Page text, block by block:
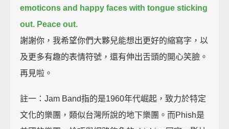
emoticons and happy faces with tongue sticking
out. Peace out.
謝謝你，我希望你們大夥兒能想出更好的縮寫字，以
及更多有趣的表情符號，還有伸出舌頭的開心笑臉。
再見啦。
註一：Jam Band指的是1960年代崛起，致力於特定
文化的樂團，類似台灣所說的地下樂團。而Phish是